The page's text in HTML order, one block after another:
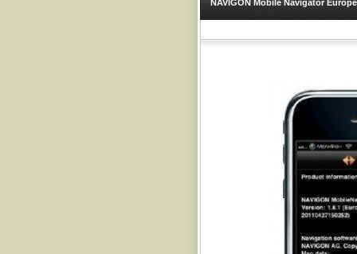
NAVIGON Mobile Navigator Europe